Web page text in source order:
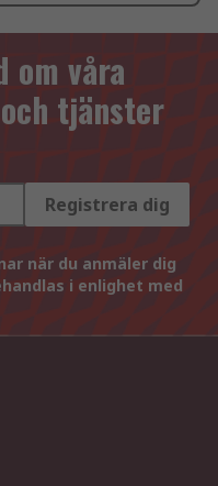
om våra
tjänster
Registrera dig
när du anmäler dig
i enlighet med